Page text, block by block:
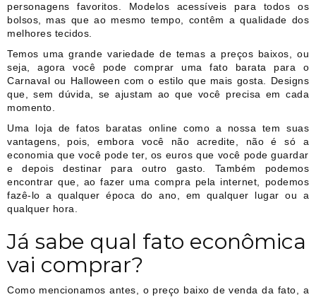
personagens favoritos. Modelos acessíveis para todos os
bolsos, mas que ao mesmo tempo, contêm a qualidade dos
melhores tecidos.
Temos uma grande variedade de temas a preços baixos, ou
seja, agora você pode comprar uma fato barata para o
Carnaval ou Halloween com o estilo que mais gosta. Designs
que, sem dúvida, se ajustam ao que você precisa em cada
momento.
Uma loja de fatos baratas online como a nossa tem suas
vantagens, pois, embora você não acredite, não é só a
economia que você pode ter, os euros que você pode guardar
e depois destinar para outro gasto. Também podemos
encontrar que, ao fazer uma compra pela internet, podemos
fazê-lo a qualquer época do ano, em qualquer lugar ou a
qualquer hora.
Já sabe qual fato econômica
vai comprar?
Como mencionamos antes, o preço baixo de venda da fato, a